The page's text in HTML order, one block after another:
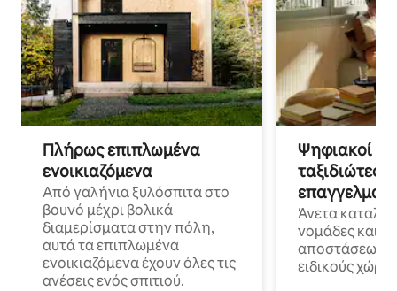
Πλήρως επιπλωμένα
ενοικιαζόμενα
Από γαλήνια ξυλόσπιτα στο
βουνό μέχρι βολικά
διαμερίσματα στην πόλη,
αυτά τα επιπλωμένα
ενοικιαζόμενα έχουν όλες τις
ανέσεις ενός σπιτιού.
Ψηφιακοί
ταξιδιώτες
Άνετα
νομάδες και
αποστάσεως
ειδικούς